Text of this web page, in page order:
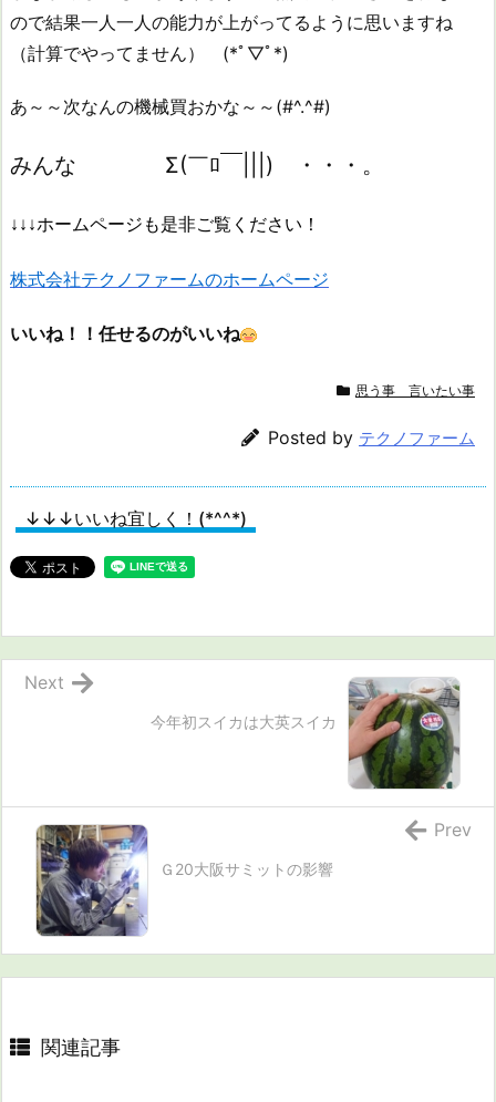
ので結果一人一人の能力が上がってるように思いますね
（計算でやってません） (*ﾟ▽ﾟ*)
あ～～次なんの機械買おかな～～(#^.^#)
みんな Σ(￣ﾛ￣|||) ・・・。
↓↓↓ホームページも是非ご覧ください！
株式会社テクノファームのホームページ
いいね！！任せるのがいいね
思う事 言いたい事
Posted by テクノファーム
↓↓↓いいね宜しく！(*^^*)
今年初スイカは大英スイカ
Next
Ｇ20大阪サミットの影響
Prev
関連記事